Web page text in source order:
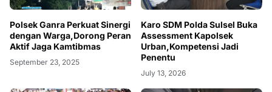
Polsek Ganra Perkuat Sinergi
dengan Warga,Dorong Peran
Aktif Jaga Kamtibmas
September 23, 2025
Karo SDM Polda Sulsel Buka
Assessment Kapolsek
Urban,Kompetensi Jadi
Penentu
July 13, 2026